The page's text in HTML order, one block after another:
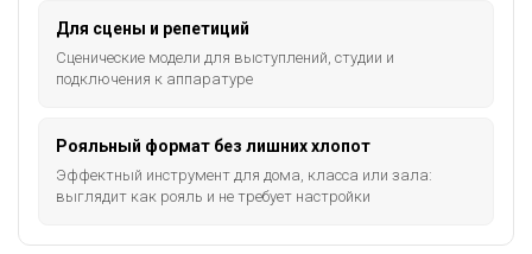
Для сцены и репетиций
Сценические модели для выступлений, студии и
подключения к аппаратуре
Рояльный формат без лишних хлопот
Эффектный инструмент для дома, класса или зала:
выглядит как рояль и не требует настройки